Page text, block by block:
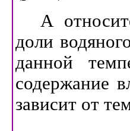
А
доли
данной
содержание
зависит от